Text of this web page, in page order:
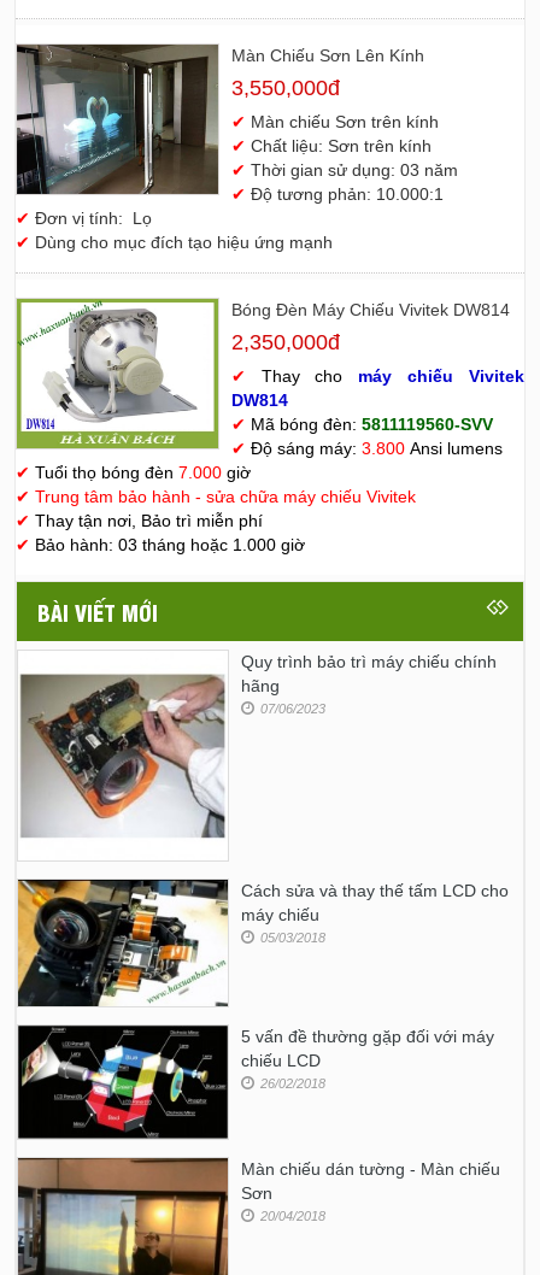
Màn Chiếu Sơn Lên Kính
3,550,000đ
✔ Màn chiếu Sơn trên kính
✔ Chất liệu: Sơn trên kính
✔ Thời gian sử dụng: 03 năm
✔ Độ tương phản: 10.000:1
✔ Đơn vị tính: Lọ
✔ Dùng cho mục đích tạo hiệu ứng mạnh
Bóng Đèn Máy Chiếu Vivitek DW814
2,350,000đ
✔ Thay cho máy chiếu Vivitek
DW814
✔ Mã bóng đèn: 5811119560-SVV
✔ Độ sáng máy: 3.800Ansi lumens
✔ Tuổi thọ bóng đèn 7.000 giờ
✔ Trung tâm bảo hành - sửa chữa máy chiếu Vivitek
✔ Thay tận nơi, Bảo trì miễn phí
✔ Bảo hành: 03 tháng hoặc 1.000 giờ
BÀI VIẾT MỚI
Quy trình bảo trì máy chiếu chính
hãng
07/06/2023
Cách sửa và thay thế tấm LCD cho
máy chiếu
05/03/2018
5 vấn đề thường gặp đối với máy
chiếu LCD
26/02/2018
Màn chiếu dán tường - Màn chiếu
Sơn
20/04/2018